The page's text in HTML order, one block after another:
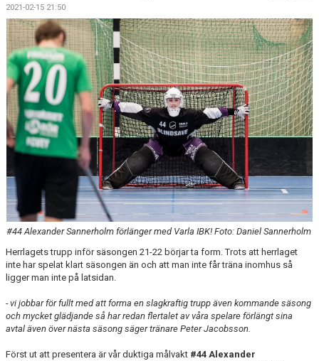
SPONSORER
OM KLUBBEN
KALENDER
VÅRA LAG
KONTAKT
DOKUMENT
2021-02-15 21:50
#44 Alexander Sannerholm förlänger med Varla IBK! Foto: Daniel Sannerholm
Herrlagets trupp inför säsongen 21-22 börjar ta form. Trots att herrlaget
inte har spelat klart säsongen än och att man inte får träna inomhus så
ligger man inte på latsidan.
- vi jobbar för fullt med att forma en slagkraftig trupp även kommande säsong
och mycket glädjande så har redan flertalet av våra spelare förlängt sina
avtal även över nästa säsong säger tränare Peter Jacobsson.
Först ut att presentera är vår duktiga målvakt #44 Alexander